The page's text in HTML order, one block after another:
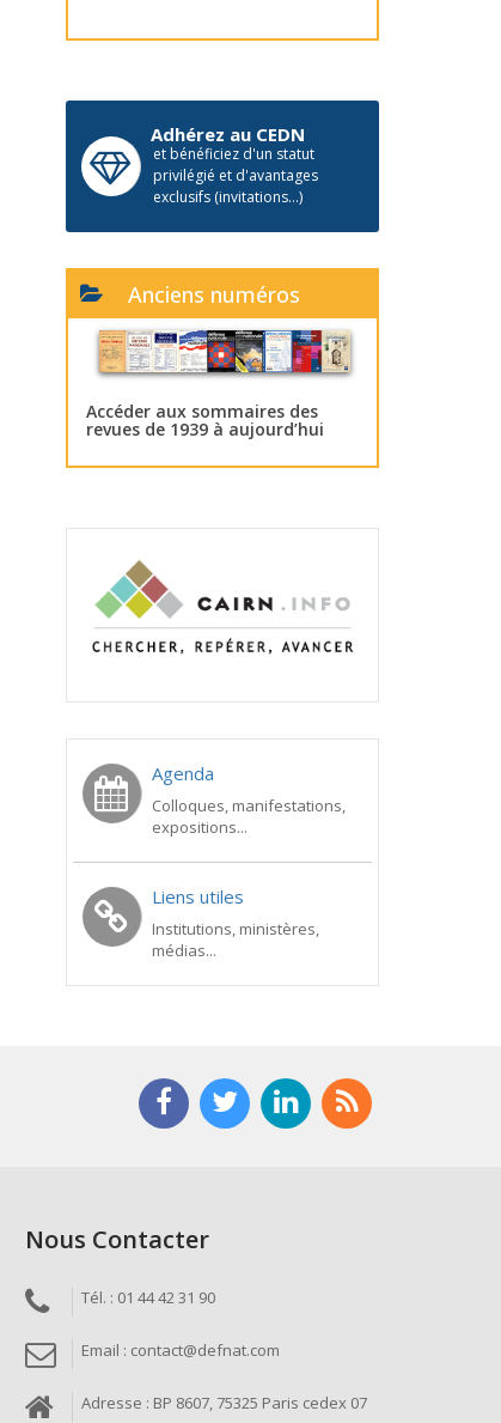
Adhérez au CEDN
et bénéficiez d'un statut
privilégié et d'avantages
exclusifs (invitations...)
Anciens numéros
Accéder aux sommaires des
revues de 1939 à aujourd’hui
Agenda
Colloques, manifestations,
expositions...
Liens utiles
Institutions, ministères,
médias...
Nous Contacter
Tél. : 01 44 42 31 90
Email : contact@defnat.com
Adresse : BP 8607, 75325 Paris cedex 07